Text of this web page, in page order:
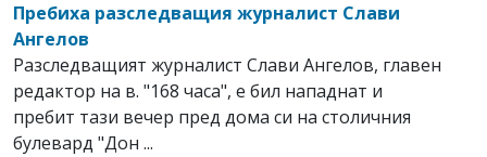
Пребиха разследващия журналист Слави
Ангелов
Разследващият журналист Слави Ангелов, главен
редактор на в. "168 часа", е бил нападнат и
пребит тази вечер пред дома си на столичния
булевард "Дон ...